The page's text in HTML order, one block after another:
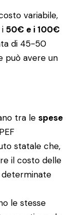
variabile,
50€ e i 100€
di 45-50
può avere un
tra le spese
statale che,
il costo delle
determinate
le stesse